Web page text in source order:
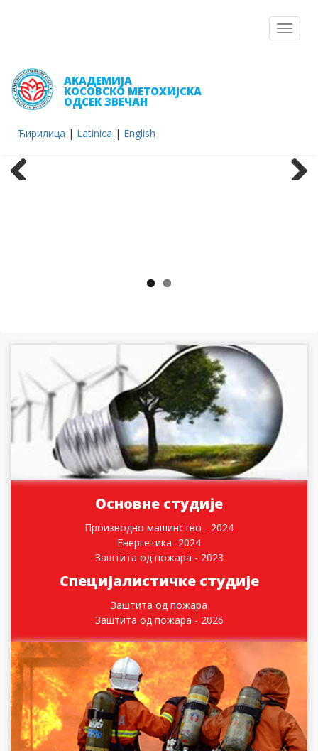
Toggle
АКАДЕМИЈА
КОСОВСКО МЕТОХИЈСКА
ОДСЕК ЗВЕЧАН
Ћирилица | Latinica | English
Основне студије
Производно машинство - 2024
Енергетика -2024
Заштита од пожара - 2023
Специјалистичке студије
Заштита од пожара
Заштита од пожара - 2026